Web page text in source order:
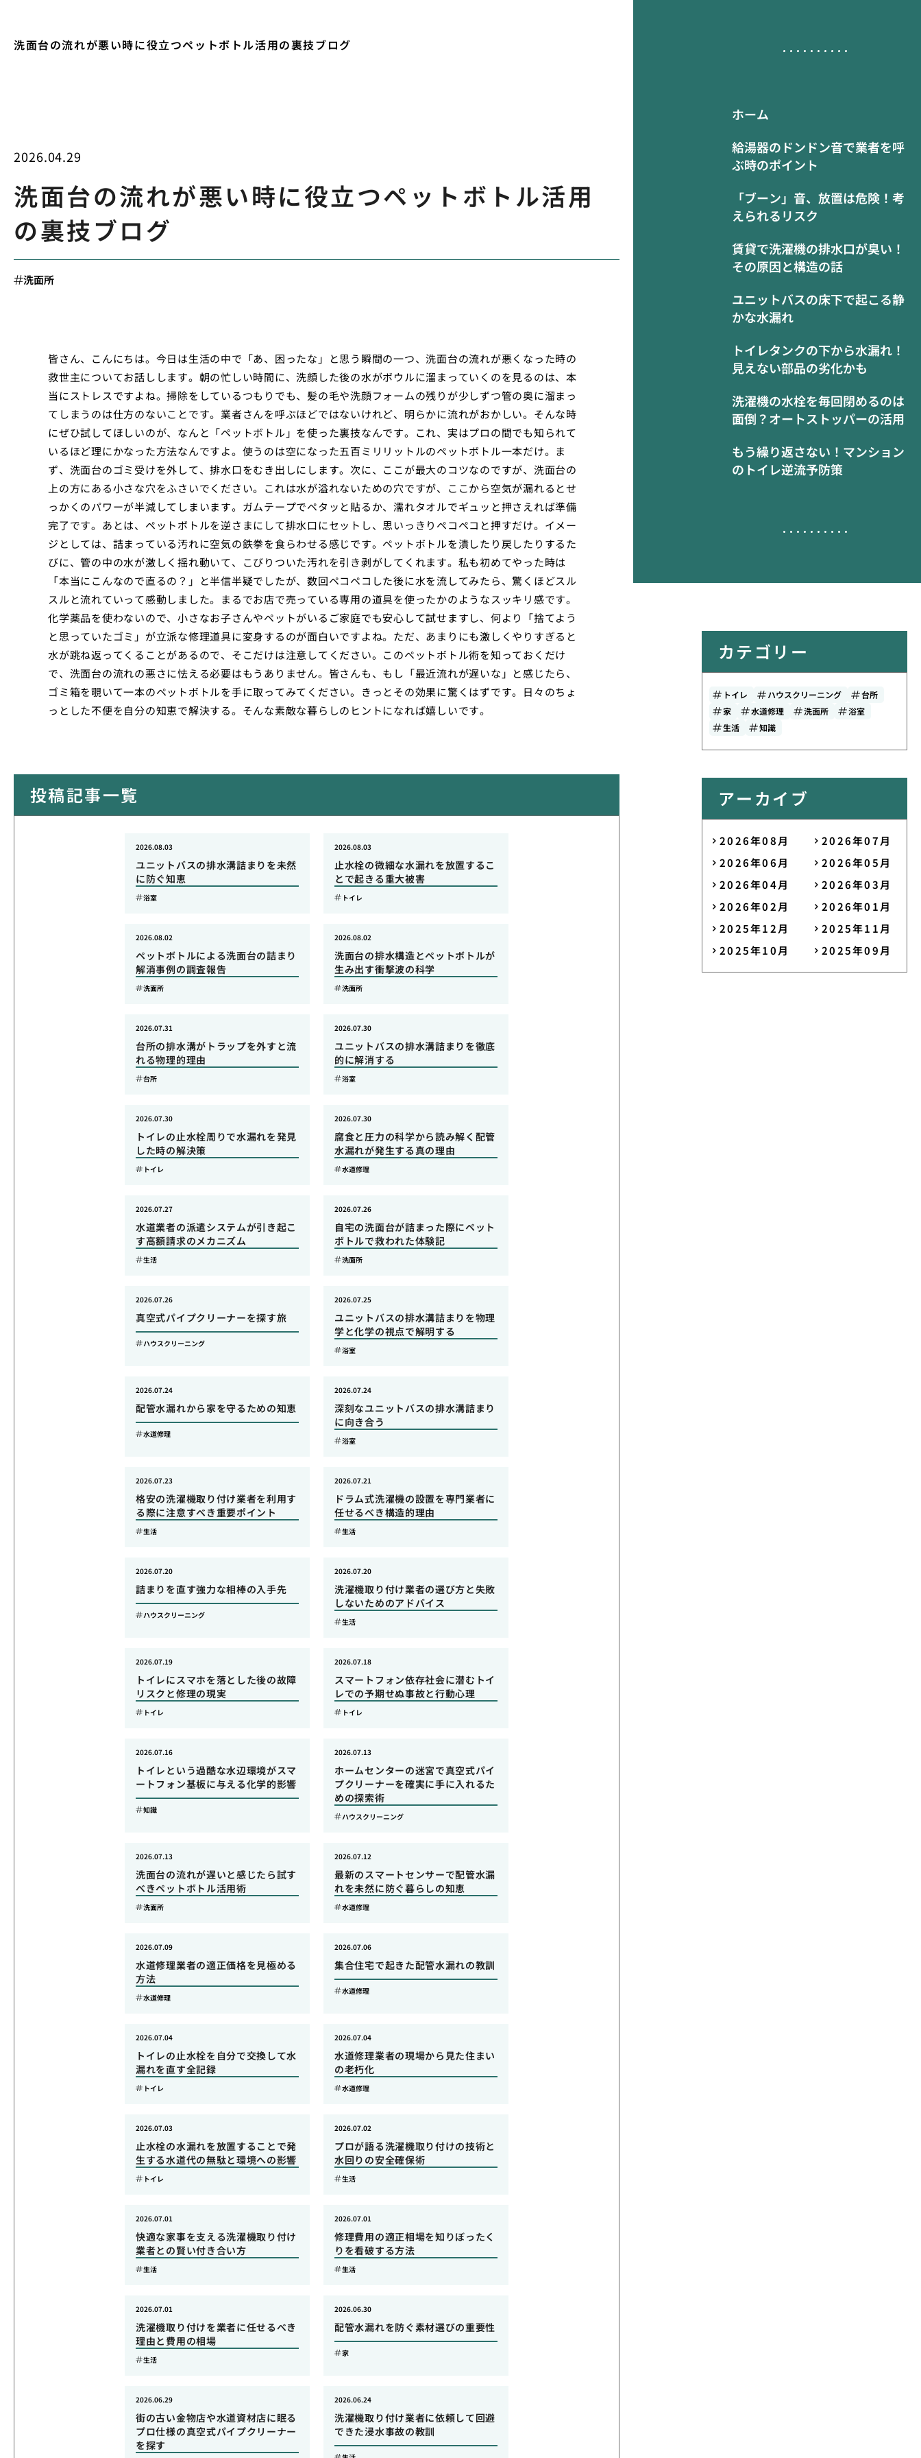
洗面台の流れが悪い時に役立つペットボトル活用の裏技ブログ
ホーム
給湯器のドンドン音で業者を呼
ぶ時のポイント
「ブーン」音、放置は危険！考
えられるリスク
賃貸で洗濯機の排水口が臭い！
その原因と構造の話
ユニットバスの床下で起こる静
かな水漏れ
トイレタンクの下から水漏れ！
見えない部品の劣化かも
洗濯機の水栓を毎回閉めるのは
面倒？オートストッパーの活用
もう繰り返さない！マンション
のトイレ逆流予防策
2026.04.29
洗面台の流れが悪い時に役立つペットボトル活用
の裏技ブログ
洗面所
皆さん、こんにちは。今日は生活の中で「あ、困ったな」と思う瞬間の一つ、洗面台の流れが悪くなった時の
救世主についてお話しします。朝の忙しい時間に、洗顔した後の水がボウルに溜まっていくのを見るのは、本
当にストレスですよね。掃除をしているつもりでも、髪の毛や洗顔フォームの残りが少しずつ管の奥に溜まっ
てしまうのは仕方のないことです。業者さんを呼ぶほどではないけれど、明らかに流れがおかしい。そんな時
にぜひ試してほしいのが、なんと「ペットボトル」を使った裏技なんです。これ、実はプロの間でも知られて
いるほど理にかなった方法なんですよ。使うのは空になった五百ミリリットルのペットボトル一本だけ。ま
ず、洗面台のゴミ受けを外して、排水口をむき出しにします。次に、ここが最大のコツなのですが、洗面台の
上の方にある小さな穴をふさいでください。これは水が溢れないための穴ですが、ここから空気が漏れるとせ
っかくのパワーが半減してしまいます。ガムテープでペタッと貼るか、濡れタオルでギュッと押さえれば準備
完了です。あとは、ペットボトルを逆さまにして排水口にセットし、思いっきりペコペコと押すだけ。イメー
ジとしては、詰まっている汚れに空気の鉄拳を食らわせる感じです。ペットボトルを潰したり戻したりするた
びに、管の中の水が激しく揺れ動いて、こびりついた汚れを引き剥がしてくれます。私も初めてやった時は
「本当にこんなので直るの？」と半信半疑でしたが、数回ペコペコした後に水を流してみたら、驚くほどスル
スルと流れていって感動しました。まるでお店で売っている専用の道具を使ったかのようなスッキリ感です。
化学薬品を使わないので、小さなお子さんやペットがいるご家庭でも安心して試せますし、何より「捨てよう
と思っていたゴミ」が立派な修理道具に変身するのが面白いですよね。ただ、あまりにも激しくやりすぎると
水が跳ね返ってくることがあるので、そこだけは注意してください。このペットボトル術を知っておくだけ
で、洗面台の流れの悪さに怯える必要はもうありません。皆さんも、もし「最近流れが遅いな」と感じたら、
ゴミ箱を覗いて一本のペットボトルを手に取ってみてください。きっとその効果に驚くはずです。日々のちょ
っとした不便を自分の知恵で解決する。そんな素敵な暮らしのヒントになれば嬉しいです。
投稿記事一覧
ユニットバスの排水溝詰まりを未然
に防ぐ知恵
2026.08.03
浴室
止水栓の微細な水漏れを放置するこ
とで起きる重大被害
2026.08.03
トイレ
ペットボトルによる洗面台の詰まり
解消事例の調査報告
2026.08.02
洗面所
洗面台の排水構造とペットボトルが
生み出す衝撃波の科学
2026.08.02
洗面所
台所の排水溝がトラップを外すと流
れる物理的理由
2026.07.31
台所
ユニットバスの排水溝詰まりを徹底
的に解消する
2026.07.30
浴室
トイレの止水栓周りで水漏れを発見
した時の解決策
2026.07.30
トイレ
腐食と圧力の科学から読み解く配管
水漏れが発生する真の理由
2026.07.30
水道修理
水道業者の派遣システムが引き起こ
す高額請求のメカニズム
2026.07.27
生活
自宅の洗面台が詰まった際にペット
ボトルで救われた体験記
2026.07.26
洗面所
真空式パイプクリーナーを探す旅
2026.07.26
ハウスクリーニング
ユニットバスの排水溝詰まりを物理
学と化学の視点で解明する
2026.07.25
浴室
配管水漏れから家を守るための知恵
2026.07.24
水道修理
深刻なユニットバスの排水溝詰まり
に向き合う
2026.07.24
浴室
格安の洗濯機取り付け業者を利用す
る際に注意すべき重要ポイント
2026.07.23
生活
ドラム式洗濯機の設置を専門業者に
任せるべき構造的理由
2026.07.21
生活
詰まりを直す強力な相棒の入手先
2026.07.20
ハウスクリーニング
洗濯機取り付け業者の選び方と失敗
しないためのアドバイス
2026.07.20
生活
トイレにスマホを落とした後の故障
リスクと修理の現実
2026.07.19
トイレ
スマートフォン依存社会に潜むトイ
レでの予期せぬ事故と行動心理
2026.07.18
トイレ
トイレという過酷な水辺環境がスマ
ートフォン基板に与える化学的影響
2026.07.16
知識
ホームセンターの迷宮で真空式パイ
プクリーナーを確実に手に入れるた
めの探索術
2026.07.13
ハウスクリーニング
洗面台の流れが遅いと感じたら試す
べきペットボトル活用術
2026.07.13
洗面所
最新のスマートセンサーで配管水漏
れを未然に防ぐ暮らしの知恵
2026.07.12
水道修理
水道修理業者の適正価格を見極める
方法
2026.07.09
水道修理
集合住宅で起きた配管水漏れの教訓
2026.07.06
水道修理
トイレの止水栓を自分で交換して水
漏れを直す全記録
2026.07.04
トイレ
水道修理業者の現場から見た住まい
の老朽化
2026.07.04
水道修理
止水栓の水漏れを放置することで発
生する水道代の無駄と環境への影響
2026.07.03
トイレ
プロが語る洗濯機取り付けの技術と
水回りの安全確保術
2026.07.02
生活
快適な家事を支える洗濯機取り付け
業者との賢い付き合い方
2026.07.01
生活
修理費用の適正相場を知りぼったく
りを看破する方法
2026.07.01
生活
洗濯機取り付けを業者に任せるべき
理由と費用の相場
2026.07.01
生活
配管水漏れを防ぐ素材選びの重要性
2026.06.30
家
街の古い金物店や水道資材店に眠る
プロ仕様の真空式パイプクリーナー
を探す
2026.06.29
洗濯機取り付け業者に依頼して回避
できた浸水事故の教訓
2026.06.24
カテゴリー
トイレ ハウスクリーニング
台所
家
水道修理 洗面所
浴室
生活
知識
アーカイブ
2026年08月
2026年07月
2026年06月
2026年05月
2026年04月
2026年03月
2026年02月
2026年01月
2025年12月
2025年11月
2025年10月
2025年09月